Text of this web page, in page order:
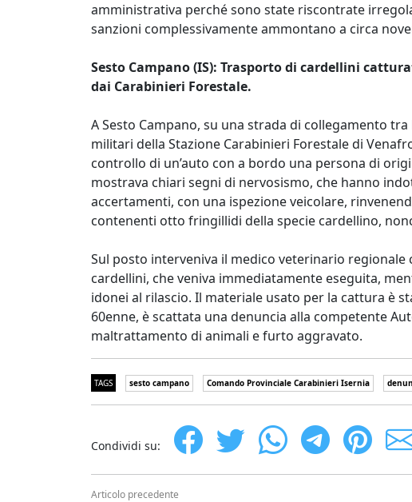
amministrativa perché sono state riscontrate
sanzioni complessivamente ammontano a circa
Sesto Campano (IS): Trasporto di cardellini
dai Carabinieri Forestale.
A Sesto Campano, su una strada di collegamento
militari della Stazione Carabinieri Forestale di
controllo di un’auto con a bordo una persona di
mostrava chiari segni di nervosismo, che hanno
accertamenti, con una ispezione veicolare,
contenenti otto fringillidi della specie cardellino,
Sul posto interveniva il medico veterinario regionale
cardellini, che veniva immediatamente eseguita,
idonei al rilascio. Il materiale usato per la cattura è
60enne, è scattata una denuncia alla competente
maltrattamento di animali e furto aggravato.
TAGS sesto campano Comando Provinciale Carabinieri Isernia
Condividi su:
Articolo precedente